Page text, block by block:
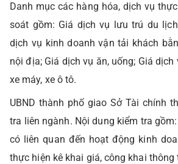
Danh mục các hàng hóa, dịch vụ
soát gồm: Giá dịch vụ lưu trú du
dịch vụ kinh doanh vận tải khách
nội địa; Giá dịch vụ ăn, uống; Giá
xe máy, xe ô tô.
UBND thành phố giao Sở Tài chính
tra liên ngành. Nội dung kiểm tra
có liên quan đến hoạt động kinh
thực hiện kê khai giá, công khai thông